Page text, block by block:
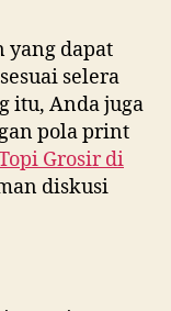
yang dapat
selera
itu, Anda juga
pola print
Grosir di
diskusi